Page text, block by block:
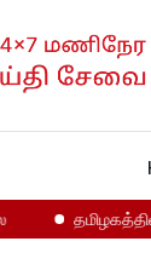
தமிழகத்தில்